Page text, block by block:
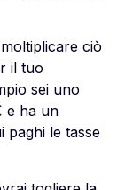
ciò
il tuo
sei uno
e ha un
paghi le tasse